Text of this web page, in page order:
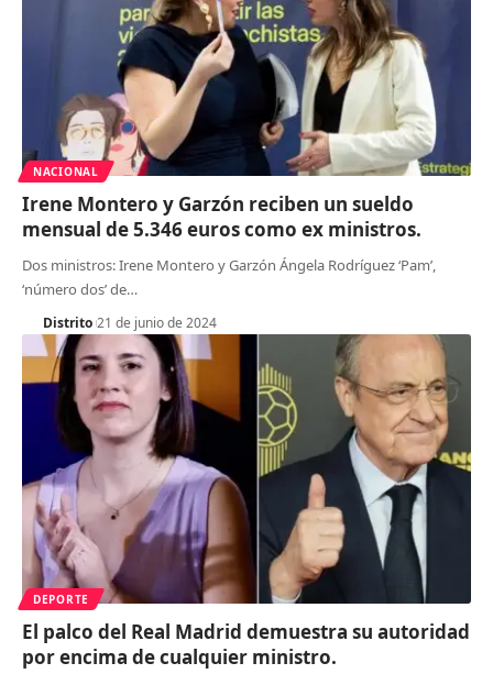
NACIONAL
Irene Montero y Garzón reciben un sueldo
mensual de 5.346 euros como ex ministros.
Dos ministros: Irene Montero y Garzón Ángela Rodríguez ‘Pam’,
‘número dos’ de…
Distrito 21 de junio de 2024
DEPORTE
El palco del Real Madrid demuestra su autoridad
por encima de cualquier ministro.